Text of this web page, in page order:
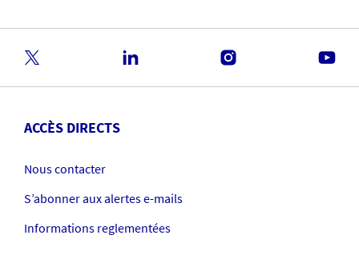
ACCÈS DIRECTS
Nous contacter
S’abonner aux alertes e-mails
Informations reglementées